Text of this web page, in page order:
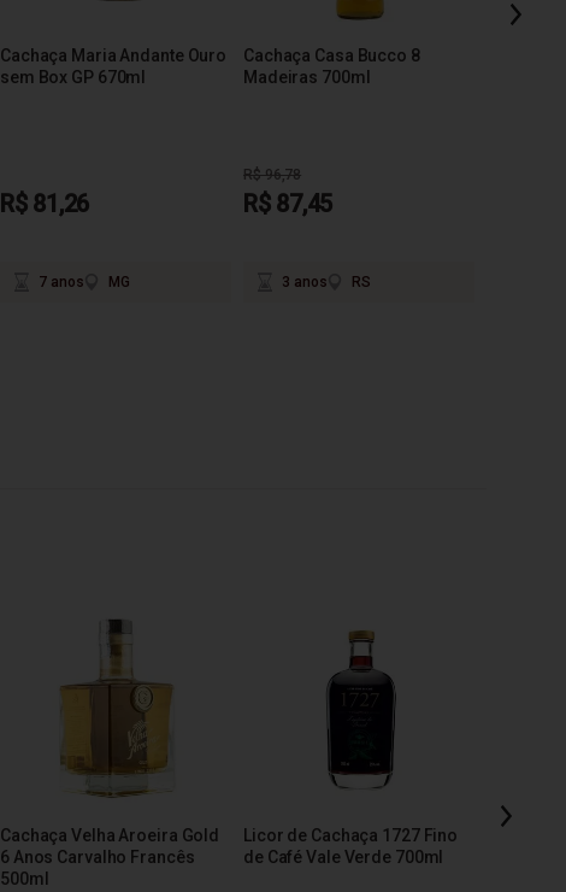
Cachaça Maria Andante Ouro
sem Box GP 670ml
R$ 81,26
7 anos MG
Cachaça Casa Bucco 8
Madeiras 700ml
R$ 96,78
R$ 87,45
3 anos RS
Cachaça Velha Aroeira Gold
6 Anos Carvalho Francês
500ml
Licor de Cachaça 1727 Fino
de Café Vale Verde 700ml